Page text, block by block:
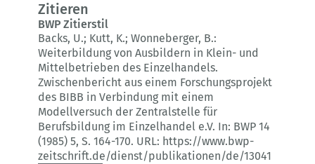
Zitieren
BWP Zitierstil
Backs, U.; Kutt, K.; Wonneberger, B.:
Weiterbildung von Ausbildern in Klein- und
Mittelbetrieben des Einzelhandels.
Zwischenbericht aus einem Forschungsprojekt
des BIBB in Verbindung mit einem
Modellversuch der Zentralstelle für
Berufsbildung im Einzelhandel e.V. In: BWP 14
(1985) 5, S. 164-170. URL: https://www.bwp-
zeitschrift.de/dienst/publikationen/de/13041